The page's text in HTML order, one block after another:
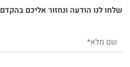
שלחו לנו הודעה ונחזור אליכם בהקדם